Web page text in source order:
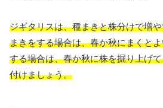
ジギタリスは、種まきと株分けで増
まきをする場合は、春か秋にまくと
する場合は、春か秋に株を掘り上げ
付けましょう。